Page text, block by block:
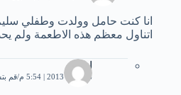
انا كنت حامل وولدت وطفلي
اتناول معظم هذه الاطعمة ولم
انا
16 مايو، 2013 | 5:54 م قم